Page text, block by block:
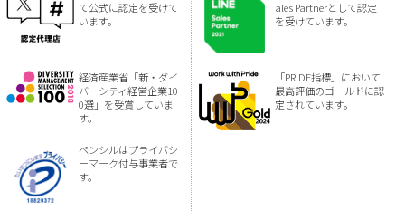
て公式に認定を受けて
います。
ales Partnerとして認定
を受けています。
経済産業省「新・ダイ
バーシティ経営企業10
0選」を受賞していま
す。
「PRIDE指標」において
最高評価のゴールドに認
定されています。
ペンシルはプライバシ
ーマーク付与事業者で
す。